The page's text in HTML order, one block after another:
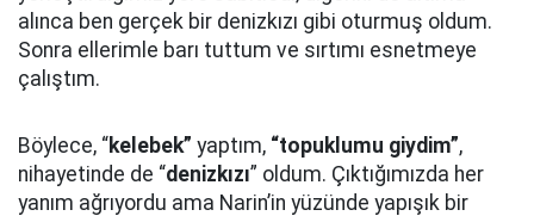
alınca ben gerçek bir denizkızı gibi oturmuş oldum.
Sonra ellerimle barı tuttum ve sırtımı esnetmeye
çalıştım.
Böylece, “kelebek” yaptım, “topuklumu giydim”,
nihayetinde de “denizkızı” oldum. Çıktığımızda her
yanım ağrıyordu ama Narin’in yüzünde yapışık bir